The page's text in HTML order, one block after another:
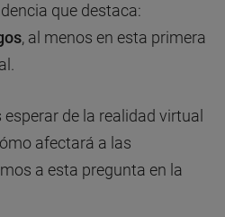
que destaca:
, al menos en esta primera
de la realidad virtual
afectará a las
a esta pregunta en la